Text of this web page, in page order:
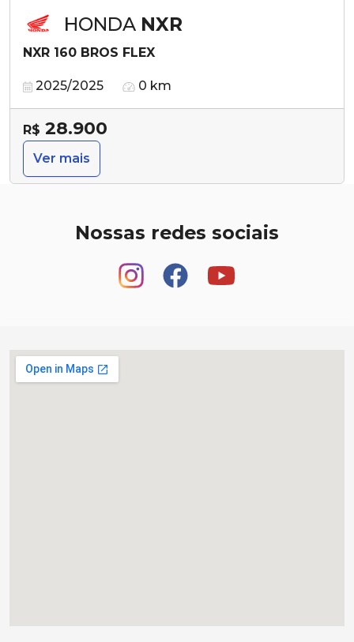
HONDA NXR
NXR 160 BROS FLEX
2025/2025 0 km
R$ 28.900
Ver mais
Nossas redes sociais